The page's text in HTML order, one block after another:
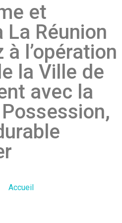
et
Réunion
l’opération
la Ville de
avec la
Accueil